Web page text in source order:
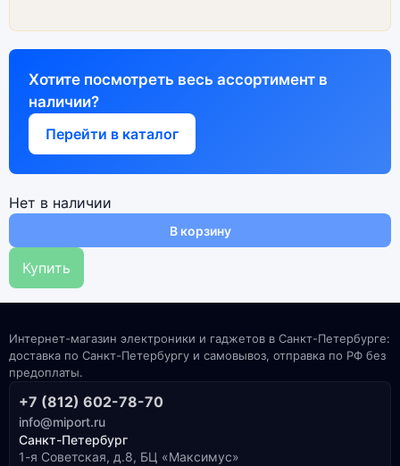
Хотите посмотреть весь ассортимент в
наличии?
Перейти в каталог
Нет в наличии
В корзину
Купить
Интернет-магазин электроники и гаджетов в Санкт-Петербурге:
доставка по Санкт-Петербургу и самовывоз, отправка по РФ без
предоплаты.
+7 (812) 602-78-70
info@miport.ru
Санкт-Петербург
1-я Советская, д.8, БЦ «Максимус»